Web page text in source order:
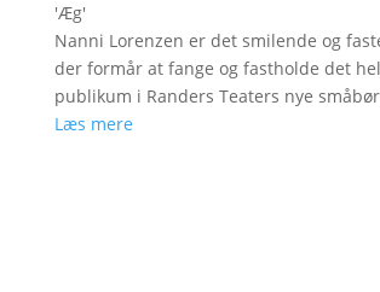
'Æg'
Nanni Lorenzen er det smilende og
der formår at fange og fastholde det
publikum i Randers Teaters nye
Læs mere